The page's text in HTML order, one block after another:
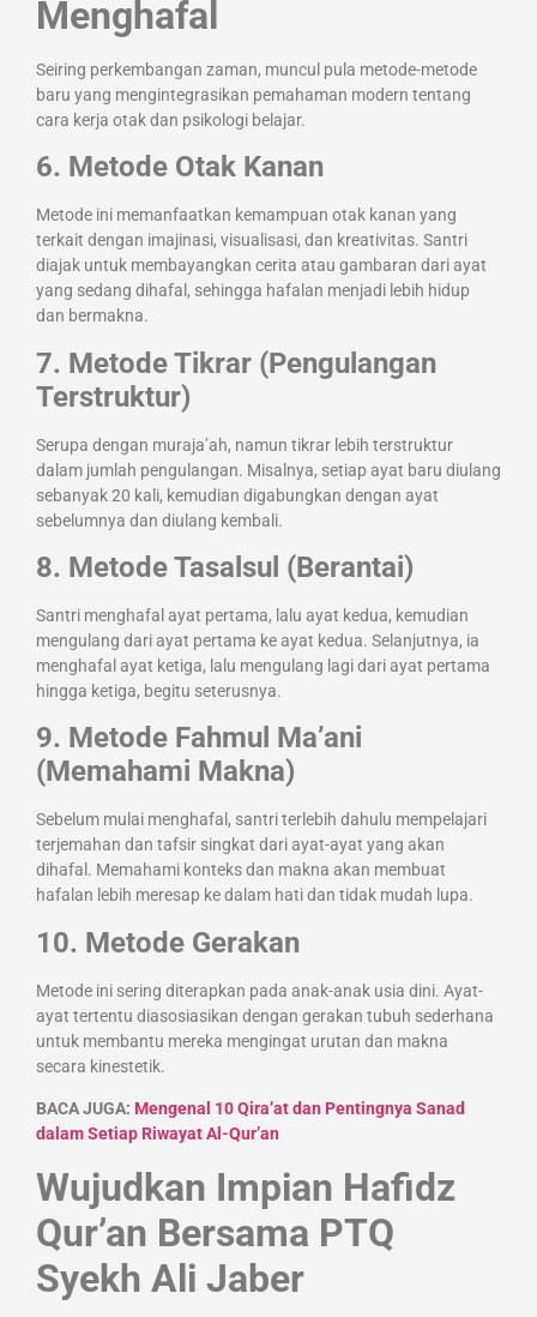
Menghafal
Seiring perkembangan zaman, muncul pula metode-metode
baru yang mengintegrasikan pemahaman modern tentang
cara kerja otak dan psikologi belajar.
6. Metode Otak Kanan
Metode ini memanfaatkan kemampuan otak kanan yang
terkait dengan imajinasi, visualisasi, dan kreativitas. Santri
diajak untuk membayangkan cerita atau gambaran dari ayat
yang sedang dihafal, sehingga hafalan menjadi lebih hidup
dan bermakna.
7. Metode Tikrar (Pengulangan
Terstruktur)
Serupa dengan muraja’ah, namun tikrar lebih terstruktur
dalam jumlah pengulangan. Misalnya, setiap ayat baru diulang
sebanyak 20 kali, kemudian digabungkan dengan ayat
sebelumnya dan diulang kembali.
8. Metode Tasalsul (Berantai)
Santri menghafal ayat pertama, lalu ayat kedua, kemudian
mengulang dari ayat pertama ke ayat kedua. Selanjutnya, ia
menghafal ayat ketiga, lalu mengulang lagi dari ayat pertama
hingga ketiga, begitu seterusnya.
9. Metode Fahmul Ma’ani
(Memahami Makna)
Sebelum mulai menghafal, santri terlebih dahulu mempelajari
terjemahan dan tafsir singkat dari ayat-ayat yang akan
dihafal. Memahami konteks dan makna akan membuat
hafalan lebih meresap ke dalam hati dan tidak mudah lupa.
10. Metode Gerakan
Metode ini sering diterapkan pada anak-anak usia dini. Ayat-
ayat tertentu diasosiasikan dengan gerakan tubuh sederhana
untuk membantu mereka mengingat urutan dan makna
secara kinestetik.
BACA JUGA: Mengenal 10 Qira’at dan Pentingnya Sanad
dalam Setiap Riwayat Al-Qur’an
Wujudkan Impian Hafidz
Qur’an Bersama PTQ
Syekh Ali Jaber